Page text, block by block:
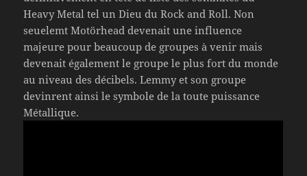
Heavy Metal tel un Dieu du Rock and Roll. Non
seuelemt Motörhead devenait une influence
majeure pour beaucoup de groupes à venir mais
devenait également le groupe le plus fort du monde
au niveau des décibels. Lemmy et son groupe
devinrent ainsi le symbole de la toute puissance
Métallique.